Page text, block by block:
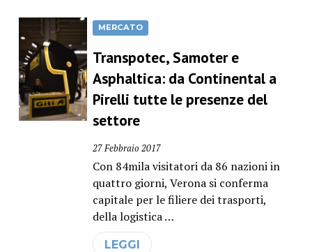
MERCATO
Transpotec, Samoter e
Asphaltica: da Continental a
Pirelli tutte le presenze del
settore
27 Febbraio 2017
Con 84mila visitatori da 86 nazioni in
quattro giorni, Verona si conferma
capitale per le filiere dei trasporti,
della logistica …
LEGGI